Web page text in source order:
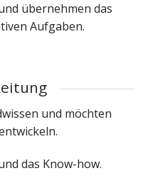
übernehmen das
Aufgaben.
und möchten
das Know-how.